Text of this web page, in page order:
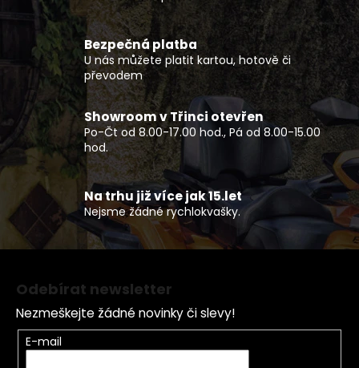
d
a
c
í
p
r
v
k
y
v
ý
p
i
s
u
Bezpečná platba
U nás můžete platit kartou, hotově či
převodem
Showroom v Třinci otevřen
Po-Čt od 8.00-17.00 hod., Pá od 8.00-15.00
hod.
Na trhu již více jak 15.let
Nejsme žádné rychlokvašky.
Odebírat newsletter
Nezmeškejte žádné novinky či slevy!
E-mail